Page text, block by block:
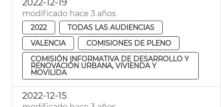
2022-12-19
modificado hace 3 años
2022
TODAS LAS AUDIENCIAS
VALENCIA
COMISIONES DE PLENO
COMISIÓN INFORMATIVA DE DESARROLLO Y
RENOVACIÓN URBANA, VIVIENDA Y
MOVILIDA
2022-12-15